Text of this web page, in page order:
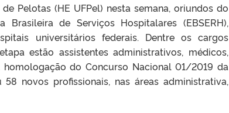
Pelotas (HE UFPel) nesta semana, oriundos do
Brasileira de Serviços Hospitalares (EBSERH),
universitários federais. Dentre os cargos
estão assistentes administrativos, médicos,
do Concurso Nacional 01/2019 da
novos profissionais, nas áreas administrativa,